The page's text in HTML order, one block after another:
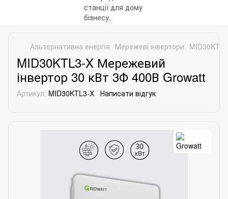
Альтернативна енергія Мережеві інвертори
MID30KTL3-X Мережевий
інвертор 30 кВт 3Ф 400В Growatt
Артикул: MID30KTL3-X Написати відгук